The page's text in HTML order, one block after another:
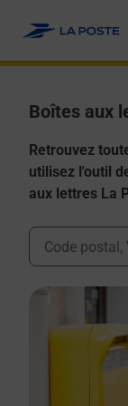
Boîtes aux
Retrouvez
utilisez l'outil
aux lettres La
Ville,